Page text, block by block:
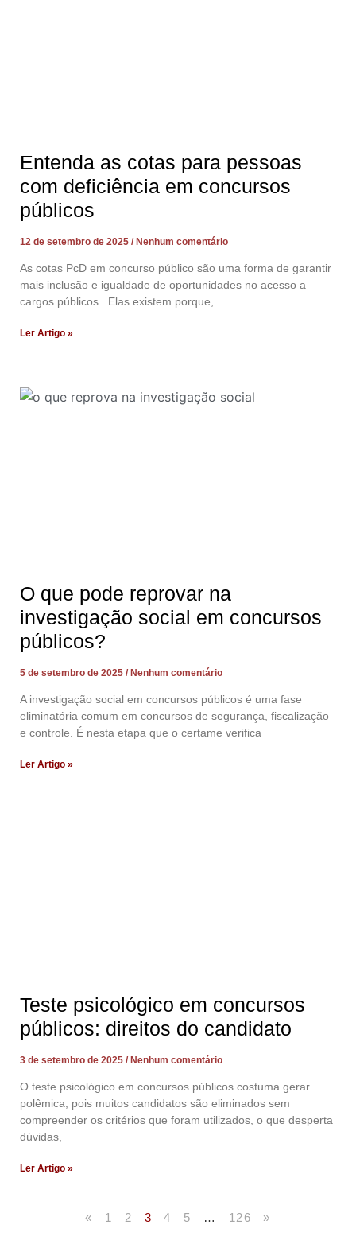
Entenda as cotas para pessoas
com deficiência em concursos
públicos
12 de setembro de 2025 Nenhum comentário
As cotas PcD em concurso público são uma forma de garantir
mais inclusão e igualdade de oportunidades no acesso a
cargos públicos. Elas existem porque,
Ler Artigo »
O que pode reprovar na
investigação social em concursos
públicos?
5 de setembro de 2025 Nenhum comentário
A investigação social em concursos públicos é uma fase
eliminatória comum em concursos de segurança, fiscalização
e controle. É nesta etapa que o certame verifica
Ler Artigo »
Teste psicológico em concursos
públicos: direitos do candidato
3 de setembro de 2025 Nenhum comentário
O teste psicológico em concursos públicos costuma gerar
polêmica, pois muitos candidatos são eliminados sem
compreender os critérios que foram utilizados, o que desperta
dúvidas,
Ler Artigo »
« 1 2 3 4 5 … 126 »